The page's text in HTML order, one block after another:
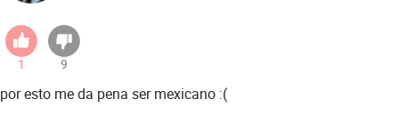
1 9
por esto me da pena ser mexicano :(